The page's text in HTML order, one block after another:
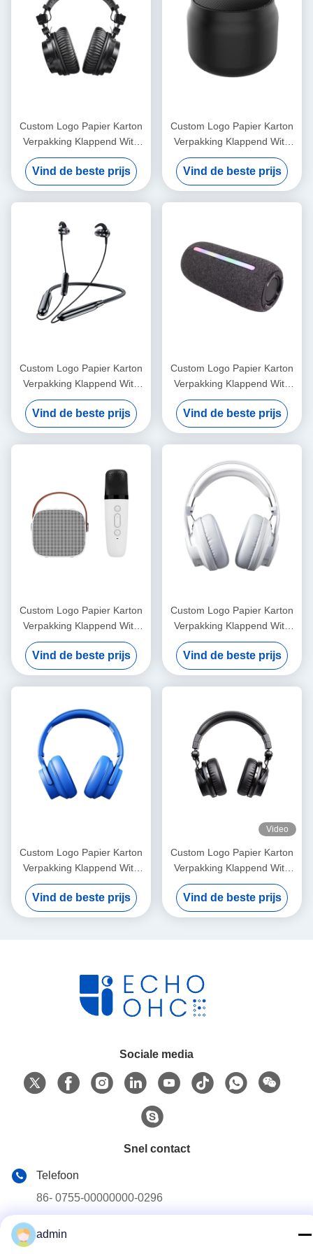
during long sessions. Highly r
Custom Logo Papier Karton
Verpakking Klappend Wit /
Zwart / Rozen Goud Luxe
Magnetische Geschenkdoos
Met Ribbon Sluiting
Vind de beste prijs
Custom Logo Papier Karton
Verpakking Klappend Wit /
Zwart / Rozen Goud Luxe
Magnetische Geschenkdoos
Met Ribbon Sluiting
Vind de beste prijs
Custom Logo Papier Karton
Verpakking Klappend Wit /
Zwart / Rozen Goud Luxe
Magnetische Geschenkdoos
Met Ribbon Sluiting
Vind de beste prijs
Custom Logo Papier Karton
Verpakking Klappend Wit /
Zwart / Rozen Goud Luxe
Magnetische Geschenkdoos
Met Ribbon Sluiting
Vind de beste prijs
Custom Logo Papier Karton
Verpakking Klappend Wit /
Zwart / Rozen Goud Luxe
Magnetische Geschenkdoos
Met Ribbon Sluiting
Vind de beste prijs
Custom Logo Papier Karton
Verpakking Klappend Wit /
Zwart / Rozen Goud Luxe
Magnetische Geschenkdoos
Met Ribbon Sluiting
Vind de beste prijs
Custom Logo Papier Karton
Verpakking Klappend Wit /
Zwart / Rozen Goud Luxe
Magnetische Geschenkdoos
Met Ribbon Sluiting
Vind de beste prijs
Video
Custom Logo Papier Karton
Verpakking Klappend Wit /
Zwart / Rozen Goud Luxe
Magnetische Geschenkdoos
Met Ribbon Sluiting
Vind de beste prijs
Sociale media
Snel contact
Telefoon
86- 0755-00000000-0296
admin